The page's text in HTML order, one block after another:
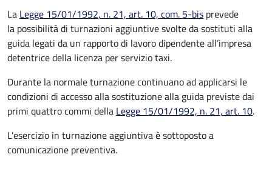
La Legge 15/01/1992, n. 21, art. 10, com. 5-bis prevede
la possibilità di turnazioni aggiuntive svolte da sostituti alla
guida legati da un rapporto di lavoro dipendente all’impresa
detentrice della licenza per servizio taxi.
Durante la normale turnazione continuano ad applicarsi le
condizioni di accesso alla sostituzione alla guida previste dai
primi quattro commi della Legge 15/01/1992, n. 21, art. 10.
L'esercizio in turnazione aggiuntiva è sottoposto a
comunicazione preventiva.